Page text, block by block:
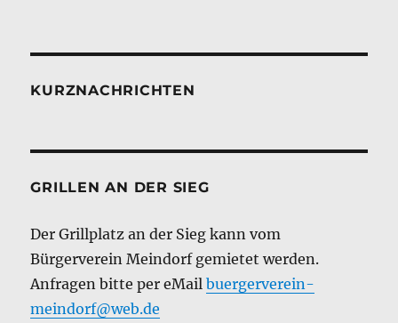
KURZNACHRICHTEN
GRILLEN AN DER SIEG
Der Grillplatz an der Sieg kann vom
Bürgerverein Meindorf gemietet werden.
Anfragen bitte per eMailbuergerverein-
meindorf@web.de